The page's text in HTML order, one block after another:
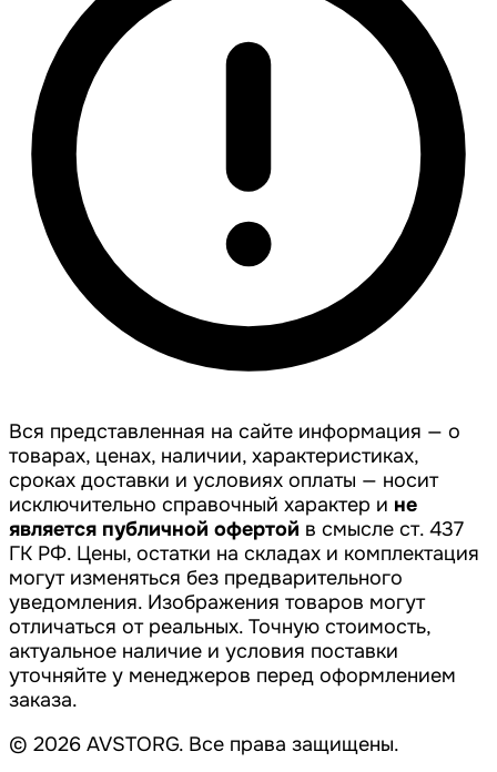
Вся представленная на сайте информация — о
товарах, ценах, наличии, характеристиках,
сроках доставки и условиях оплаты — носит
исключительно справочный характер и не
является публичной офертой в смысле ст. 437
ГК РФ. Цены, остатки на складах и комплектация
могут изменяться без предварительного
уведомления. Изображения товаров могут
отличаться от реальных. Точную стоимость,
актуальное наличие и условия поставки
уточняйте у менеджеров перед оформлением
заказа.
© 2026 AVSTORG. Все права защищены.